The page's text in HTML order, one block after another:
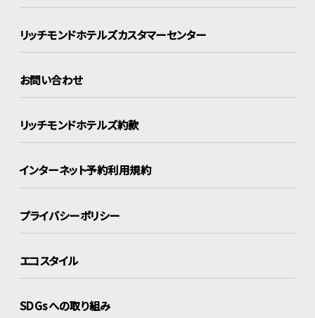
リッチモンドホテルズカスタマーセンター
お問い合わせ
リッチモンドホテルズ約款
インターネット予約利用規約
プライバシーポリシー
エコスタイル
SDGsへの取り組み